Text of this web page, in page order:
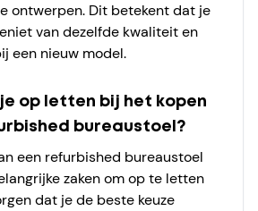
ontwerpen. Dit betekent dat je
van dezelfde kwaliteit en
een nieuw model.
op letten bij het kopen
bureaustoel?
een refurbished bureaustoel
zaken om op te letten
dat je de beste keuze